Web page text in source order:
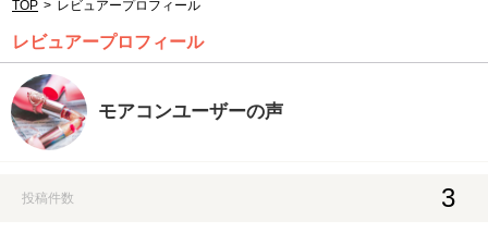
TOP > レビュアープロフィール
レビュアープロフィール
モアコンユーザーの声
投稿件数 3